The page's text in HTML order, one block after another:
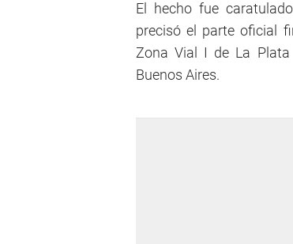
El hecho fue
precisó el parte oficial
Zona Vial I de La
Buenos Aires.